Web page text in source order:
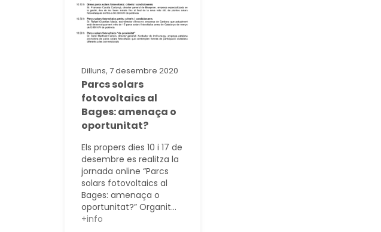
Dilluns, 7 desembre 2020
Parcs solars
fotovoltaics al
Bages: amenaça o
oportunitat?
Els propers dies 10 i 17 de
desembre es realitza la
jornada online “Parcs
solars fotovoltaics al
Bages: amenaça o
oportunitat?” Organit...
+info